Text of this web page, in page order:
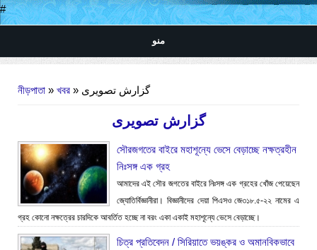
#
منو
নীড়পাতা » খবর » گزارش تصویری
گزارش تصویری
সৌরজগতের বাইরে মহাশূন্যে ভেসে বেড়াচ্ছে নক্ষত্রহীন
নিঃসঙ্গ এক গ্রহ
আমাদের এই সৌর জগতের বাইরে নিঃসঙ্গ এক গ্রহের খোঁজ পেয়েছেন
জ্যোতির্বিজ্ঞানীরা। বিজ্ঞানীদের দেয়া পিএসও জে৩১৮.৫-২২ নামের এ
গ্রহ কোনো নক্ষত্রের চারদিকে আবর্তিত হচ্ছে না বরং একা একাই মহাশূন্যে ভেসে বেড়াচ্ছে।
চিত্র প্রতিবেদন / সিরিয়াতে ভয়ঙ্কর ও অমানবিকভাবে